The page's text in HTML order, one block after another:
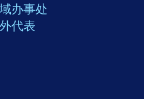
办事处
代表